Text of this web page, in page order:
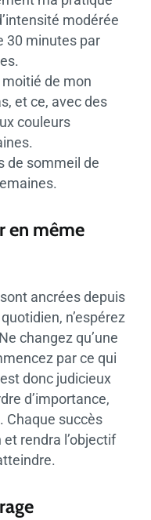
modérée
30 minutes par
de mon
et ce, avec des
couleurs
de sommeil de
en même
ancrées depuis
n’espérez
changez qu’une
par ce qui
donc judicieux
d’importance,
Chaque succès
rendra l’objectif